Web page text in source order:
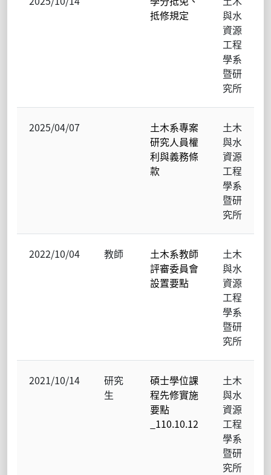
抵修規定
與水
資源
工程
學系
暨研
究所
2025/04/07
土木系專案
研究人員權
利與義務條
款
土木
與水
資源
工程
學系
暨研
究所
2022/10/04 教師
土木系教師
評審委員會
設置要點
土木
與水
資源
工程
學系
暨研
究所
2021/10/14
研究
生
碩士學位課
程先修實施
要點
_110.10.12
土木
與水
資源
工程
學系
暨研
究所